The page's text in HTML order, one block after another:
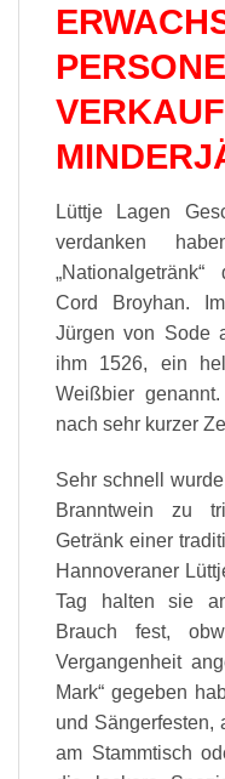
Lüttje Lagen
verdanken
Cord Broyhan.
Jürgen von Sode
ihm 1526, ein
Weißbier
nach sehr kurzer
Sehr schnell
Branntwein zu
Getränk einer
Hannoveraner
Tag halten sie
Brauch fest,
Vergangenheit
Mark“ gegeben
und Sängerfesten,
am Stammtisch